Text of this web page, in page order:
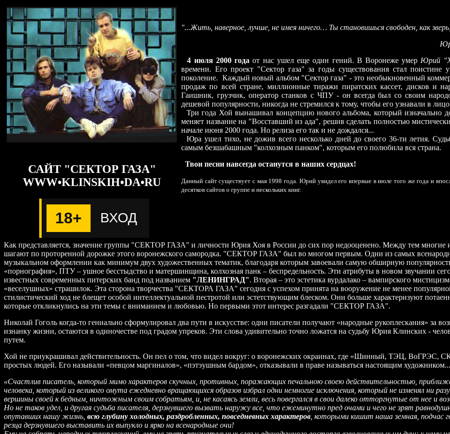
САЙТ "СЕКТОР ГАЗА"
WWW•KLINSKIH•DA•RU
18+ ВХОД
"...Жить, наверное, лучше, не имея ничего… Ты становишься свободен, как
4 июля 2000 года от нас ушел еще один гений. В Воронеже умер Юрий
времени. Его проект "Сектор газа" за годы существования стал
поколение. Каждый новый альбом "Сектор газа" - это необыкновенный
продаж по всей стране, миллионные тиражи пиратских кассет, дисков и
Гаишник, грузчик, оператор станков с ЧПУ - он всегда был со своим
дешевой популярности, никогда не стремился к тому, чтобы его узнавали в
Три года Хой вынашивал концепцию нового альбома, который изначально
меняет название на "Восставший из ада", решив сделать полностью
начале июня 2000 года. Но релиза его так и не дождался...
Юра ушел тихо, не дожив всего несколько дней до своего 36-ти летия.
самым безшабашным "колхозным панком", которым его полюбила вся страна.
Твои песни навсегда останутся в наших сердцах!
Данный сайт существует с мая 1998 года. Юрий увидел его впервые в июле того же года и
десятков сайтов о группе и нескольких книг.
Как представляется, значение группы "СЕКТОР ГАЗА" и личности Юрия Хоя в России до сих пор недооценено. Между тем многие
шагают по проторенной дорожке этого воронежского самородка. "СЕКТОР ГАЗА" был во многом первым. Одни из самых
музыкальном оформлении как минимум двух художественных тематик, благодаря которым завоевали самую обширную
«порнография», ПТУ – ушное бесстыдство и матершинщина, колхозная панк – беспредельность. Эти атрибуты в новом звучании
известных современных питерских банд под названием "ЛЕНИНГРАД". Вторая – это эстетика вурдалако – вампирского
«веселушных» страшилок. Эта сторона творчества "СЕКТОРА ГАЗА" сегодня с успехом принята на вооружение не менее
стилистический ход не блещет особой интеллектуальной пестротой или эстетствующим блеском. Они больше характеризуют
которые откликнулись на эти темы с вниманием и любовью. Но первыми этот интерес разгадали "СЕКТОР ГАЗА".
Николай Гоголь когда-то гениально сформулировал два пути в искусстве: одни писатели получают «народные рукоплескания» за
изнанку жизни, остаются в одиночестве под градом упреков. Эти слова удивительно точно ложатся на судьбу Юрия Клинских -
путем.
Хой не приукрашивал действительность. Он пел о том, что видел вокруг: о воронежских окраинах, где «Шинный, ТЭЦ, ВоГРЭС,
простых людей. Его называли «певцом маргиналов», «пэтэушным бардом», отказывали в праве называться настоящим художником...
«Счастлив писатель, который мимо характеров скучных, противных, поражающих печальною своею действительностью,
человека, который из великого омута ежедневно вращающихся образов избрал одни немногие исключения, который не изменял ни
вершины своей к бедным, ничтожным своим собратьям, и, не касаясь земли, весь повергался в свои далеко отторгнутые от нее и
Но не таков удел, и другая судьба писателя, дерзнувшего вызвать наружу все, что ежеминутно пред очами и чего не зрят
опутавших нашу жизнь, всю глубину холодных, раздробленных, повседневных характеров , которыми кишит наша земная, подчас
резца дерзнувшего выставить их выпукло и ярко на всенародные очи!